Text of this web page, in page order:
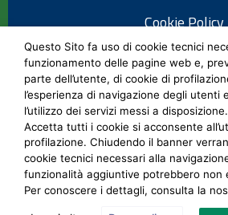
Cookie Policy
Informativa
Note legali
Social Media
Questo Sito fa uso di cookie tecnici
funzionamento delle pagine web e,
parte dell’utente, di cookie di
l’esperienza di navigazione degli utenti
l’utilizzo dei servizi messi a
Accetta tutti i cookie si acconsente
profilazione. Chiudendo il banner
cookie tecnici necessari alla
funzionalità aggiuntive potrebbero non
Per conoscere i dettagli, consulta la